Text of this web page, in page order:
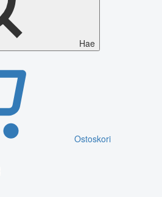
Hae
Ostoskori